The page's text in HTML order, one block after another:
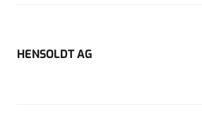
HENSOLDT AG